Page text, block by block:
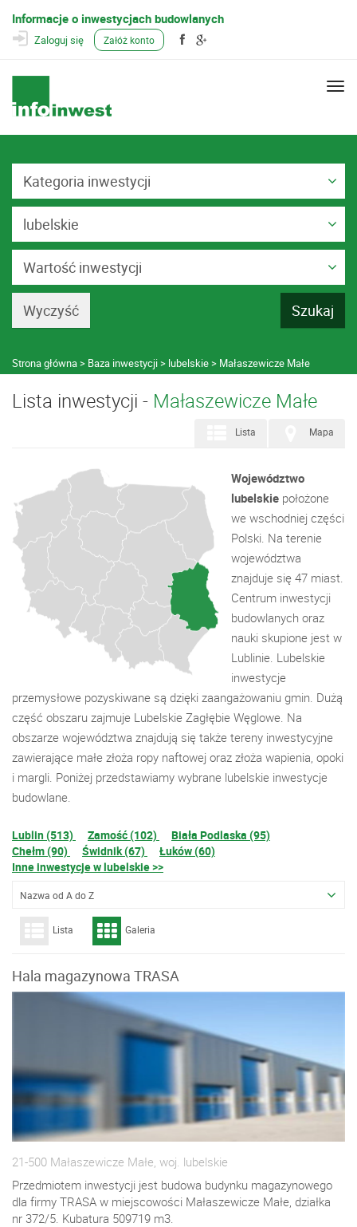
Informacje o inwestycjach budowlanych
Zaloguj się Załóż konto
Kategoria inwestycji
lubelskie
Wartość inwestycji
Strona główna Baza inwestycji lubelskie Małaszewicze Małe
Lista inwestycji - Małaszewicze Małe
Mapa
Lista
Województwo
lubelskie położone
we wschodniej części
Polski. Na terenie
województwa
znajduje się 47 miast.
Centrum inwestycji
budowlanych oraz
nauki skupione jest w
Lublinie. Lubelskie
inwestycje
przemysłowe pozyskiwane są dzięki zaangażowaniu gmin. Dużą
część obszaru zajmuje Lubelskie Zagłębie Węglowe. Na
obszarze województwa znajdują się także tereny inwestycyjne
zawierające małe złoża ropy naftowej oraz złoża wapienia, opoki
i margli. Poniżej przedstawiamy wybrane lubelskie inwestycje
budowlane.
Lublin (513) Zamość (102)
Biała Podlaska (95)
Chełm (90)
Świdnik (67)
Łuków (60)
Inne inwestycje w lubelskie >>
Nazwa od A do Z
Lista Galeria
Hala magazynowa TRASA
21-500 Małaszewicze Małe, woj. lubelskie
Przedmiotem inwestycji jest budowa budynku magazynowego
dla firmy TRASA w miejscowości Małaszewicze Małe, działka
nr 372/5. Kubatura 509719 m3.